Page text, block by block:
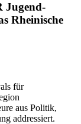
Jugend-
Rheinische
für
aus Politik,
addressiert.